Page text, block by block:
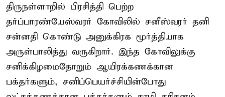
திருநள்ளாறில் பிரசித்தி பெற்ற
தர்ப்பாரண்யேஸ்வரர் கோவிலில் சனீஸ்வரர் தனி
சன்னதி கொண்டு அனுக்கிரக மூர்த்தியாக
அருள்பாலித்து வருகிறார். இந்த கோவிலுக்கு
சனிக்கிழமைதோறும் ஆயிரக்கணக்கான
பக்தர்களும், சனிப்பெயர்ச்சியின்போது